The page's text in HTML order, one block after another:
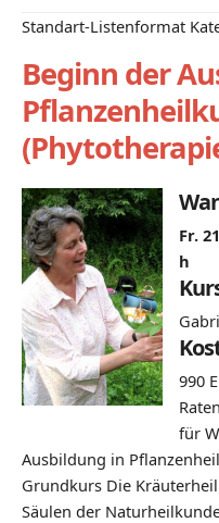
Standart-Listenformat
Beginn der
Fr.
h
990
für
Ausbildung in
Grundkurs Die
Säulen der